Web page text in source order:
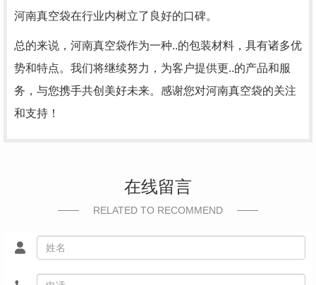
河南真空袋在行业内树立了良好的口碑。
总的来说，河南真空袋作为一种..的包装材料，具有诸多优
势和特点。我们将继续努力，为客户提供更..的产品和服
务，与您携手共创美好未来。感谢您对河南真空袋的关注
和支持！
在线留言
RELATED TO RECOMMEND